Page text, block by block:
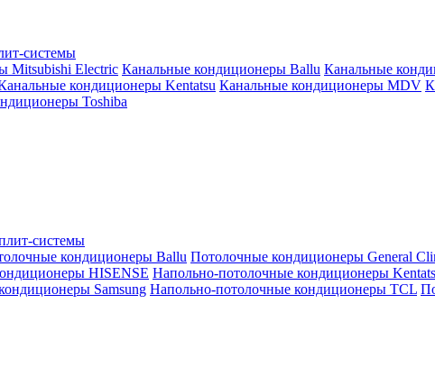
системы
Mitsubishi Electric Канальные кондиционеры Ballu Канальные
кондиционеры Kentatsu Канальные кондиционеры MDV
Toshiba
системы
кондиционеры Ballu Потолочные кондиционеры General
HISENSE Напольно-потолочные кондиционеры
Samsung Напольно-потолочные кондиционеры TCL